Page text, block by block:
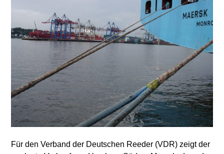
Für den Verband der Deutschen Reeder (VDR) zeigt der